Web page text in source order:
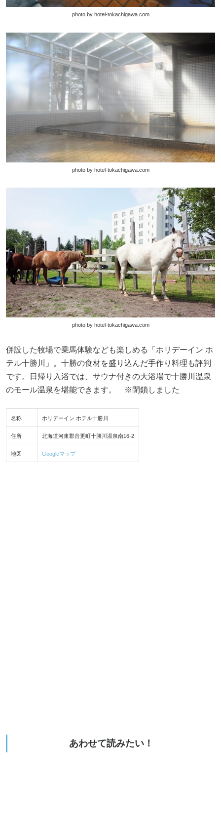
photo by hotel-tokachigawa.com
photo by hotel-tokachigawa.com
photo by hotel-tokachigawa.com
併設した牧場で乗馬体験なども楽しめる「ホリデーイン ホ
テル十勝川」。十勝の食材を盛り込んだ手作り料理も評判
です。日帰り入浴では、サウナ付きの大浴場で十勝川温泉
のモール温泉を堪能できます。 ※閉鎖しました
名称 ホリデーイン ホテル十勝川
住所 北海道河東郡音更町十勝川温泉南16-2
地図 Googleマップ
あわせて読みたい！